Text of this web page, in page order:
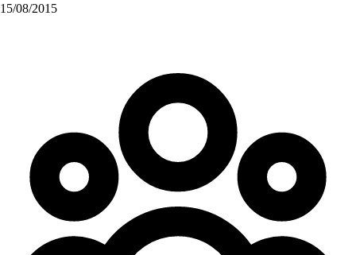
15/08/2015